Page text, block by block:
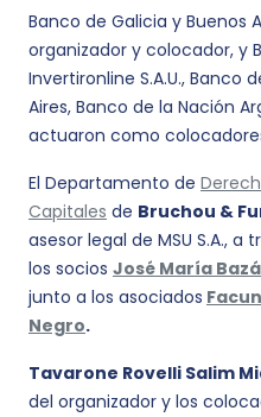
Banco de Galicia y Buenos
organizador y colocador, y
Invertironline S.A.U., Banco
Aires, Banco de la Nación
actuaron como
El Departamento de
Capitales de Bruchou &
asesor legal de MSU S.A.,
los socios José María
junto a los asociados
Negro.
Tavarone Rovelli Salim
del organizador y los